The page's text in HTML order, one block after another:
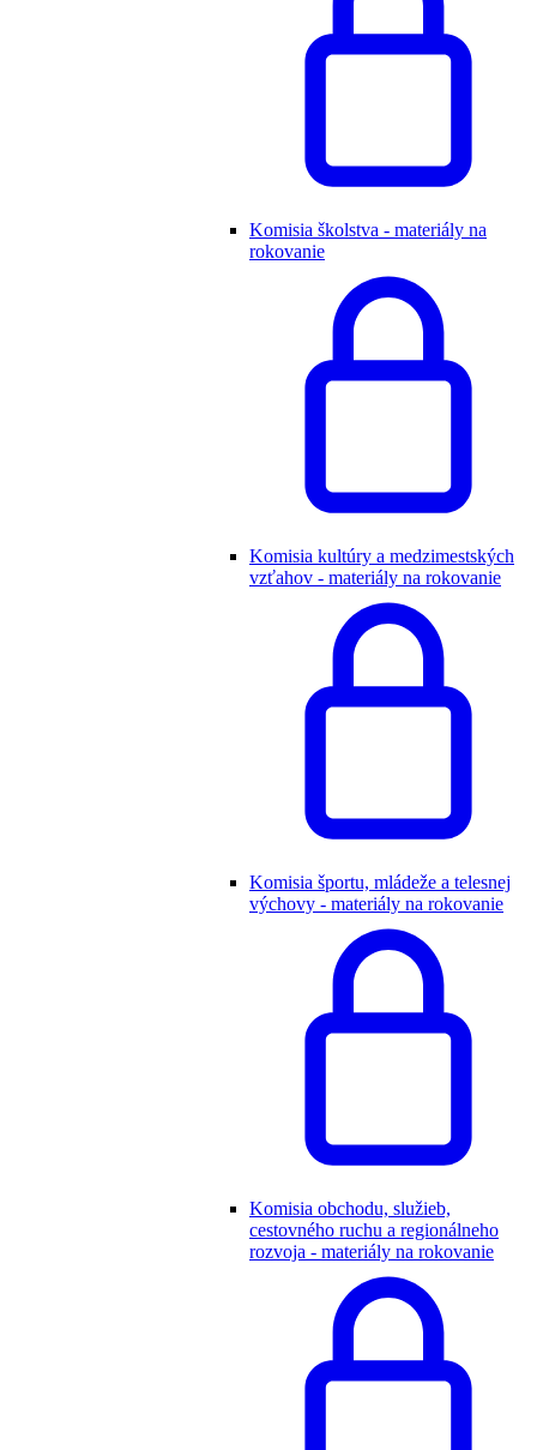
Komisia školstva - materiály na
rokovanie
Komisia kultúry a medzimestských
vzťahov - materiály na rokovanie
Komisia športu, mládeže a telesnej
výchovy - materiály na rokovanie
Komisia obchodu, služieb,
cestovného ruchu a regionálneho
rozvoja - materiály na rokovanie